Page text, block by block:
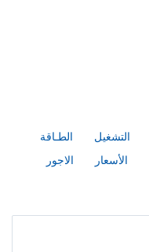
التشغيل
الطـاقة
الأسعار
الاجور